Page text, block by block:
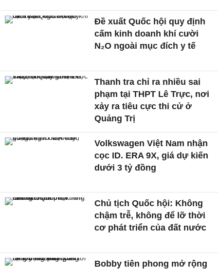
Đề xuất Quốc hội quy định
cấm kinh doanh khí cười
N₂O ngoài mục đích y tế
Thanh tra chỉ ra nhiều sai
phạm tại THPT Lê Trực, nơi
xảy ra tiêu cực thi cử ở
Quảng Trị
Volkswagen Việt Nam nhận
cọc ID. ERA 9X, giá dự kiến
dưới 3 tỷ đồng
Chủ tịch Quốc hội: Không
chậm trễ, không để lỡ thời
cơ phát triển của đất nước
Bobby tiên phong mở rộng